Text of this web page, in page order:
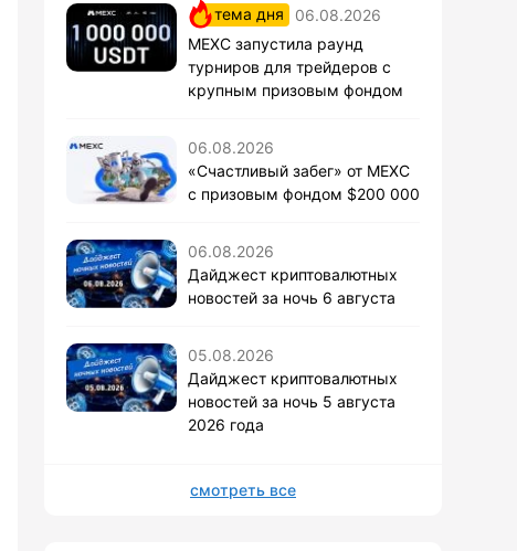
тема дня
06.08.2026
MEXC запустила раунд
турниров для трейдеров с
крупным призовым фондом
06.08.2026
«Счастливый забег» от MEXC
с призовым фондом $200 000
06.08.2026
Дайджест криптовалютных
новостей за ночь 6 августа
05.08.2026
Дайджест криптовалютных
новостей за ночь 5 августа
2026 года
смотреть все